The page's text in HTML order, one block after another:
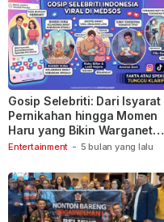
Entertainment - 5 bulan yang lalu
Gosip Selebriti: Dari Isyarat
Pernikahan hingga Momen
Haru yang Bikin Warganet
Berspekulasi